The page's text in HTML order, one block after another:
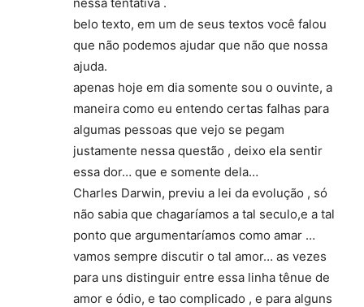
belo texto, em um de seus textos você falou
que não podemos ajudar que não que nossa
ajuda.
apenas hoje em dia somente sou o ouvinte, a
maneira como eu entendo certas falhas para
algumas pessoas que vejo se pegam
justamente nessa questão , deixo ela sentir
essa dor… que e somente dela…
Charles Darwin, previu a lei da evolução , só
não sabia que chagaríamos a tal seculo,e a tal
ponto que argumentaríamos como amar …
vamos sempre discutir o tal amor… as vezes
para uns distinguir entre essa linha tênue de
amor e ódio, e tao complicado , e para alguns